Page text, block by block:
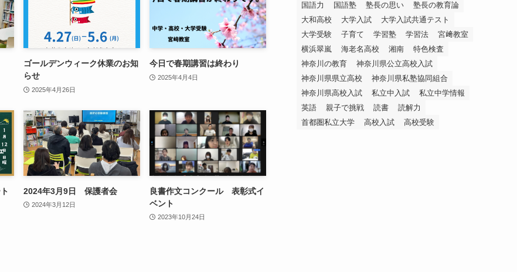
ゴールデンウィーク休業のお知
らせ
2025年4月26日
今日で春期講習は終わり
2025年4月4日
2024年3月9日 保護者会
2024年3月12日
良書作文コンクール 表彰式イ
ベント
2023年10月24日
国語力
国語塾 塾長の思い
塾長の教育論
大和高校
大学入試
大学入試共通テスト
大学受験
子育て 学習塾 学習法
宮﨑教室
横浜翠嵐
海老名高校 湘南
特色検査
神奈川の教育
神奈川県公立高校入試
神奈川県県立高校
神奈川県私塾協同組合
神奈川県高校入試
私立中入試
私立中学情報
英語
親子で挑戦 読書
読解力
首都圏私立大学
高校入試 高校受験